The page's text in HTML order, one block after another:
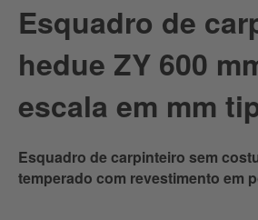
Esquadro de
hedue ZY 600
escala em mm
Esquadro de carpinteiro sem
temperado com revestimento em